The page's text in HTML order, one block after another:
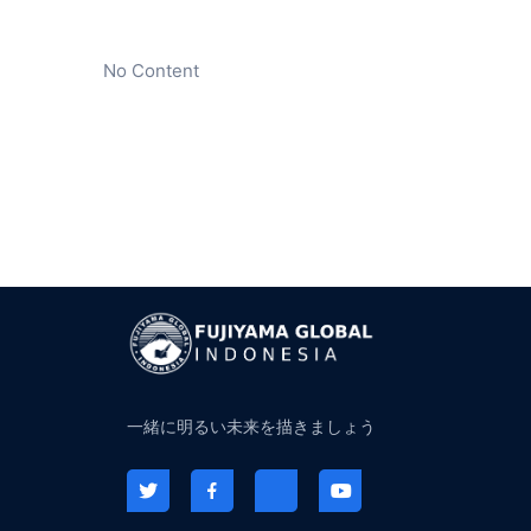
No Content
一緒に明るい未来を描きましょう